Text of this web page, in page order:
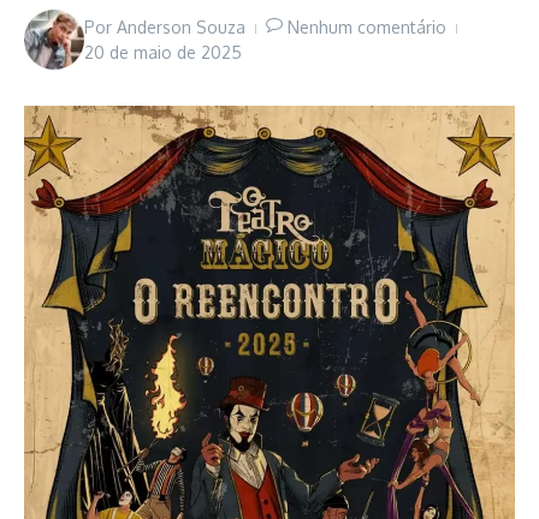
Por Anderson Souza
Nenhum comentário
20 de maio de 2025